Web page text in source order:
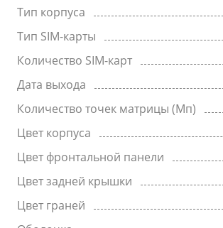
Тип корпуса
Тип SIM-карты
Количество SIM-карт
Дата выхода
Количество точек матрицы (Мп)
Цвет корпуса
Цвет фронтальной панели
Цвет задней крышки
Цвет граней